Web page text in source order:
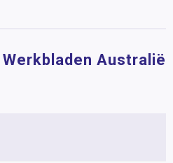
Australië